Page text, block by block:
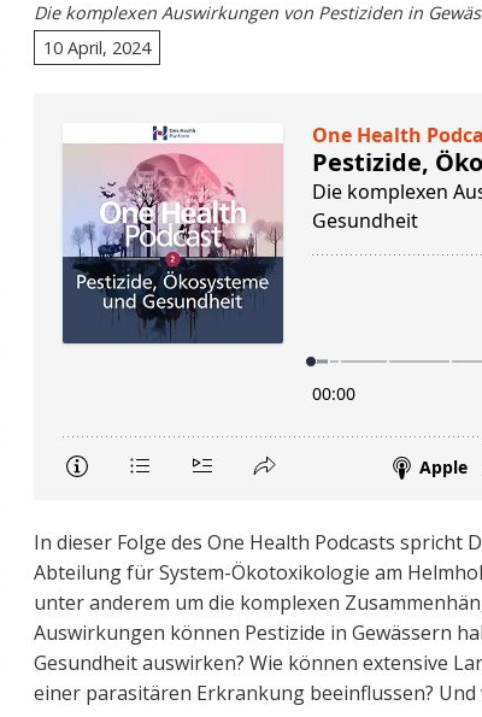
Die komplexen Auswirkungen von Pestiziden in
10 April, 2024
In dieser Folge des One Health Podcasts spricht
Abteilung für System-Ökotoxikologie am
unter anderem um die komplexen
Auswirkungen können Pestizide in Gewässern
Gesundheit auswirken? Wie können extensive
einer parasitären Erkrankung beeinflussen?